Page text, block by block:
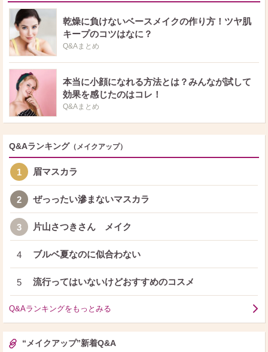
乾燥に負けないベースメイクの作り方！ツヤ肌
キープのコツはなに？
Q&Aまとめ
本当に小顔になれる方法とは？みんなが試して
効果を感じたのはコレ！
Q&Aまとめ
Q&Aランキング （メイクアップ）
1 眉マスカラ
2 ぜっったい滲まないマスカラ
3 片山さつきさん メイク
4 ブルベ夏なのに似合わない
5 流行ってはいないけどおすすめのコスメ
Q&Aランキングをもっとみる
“メイクアップ”新着Q&A